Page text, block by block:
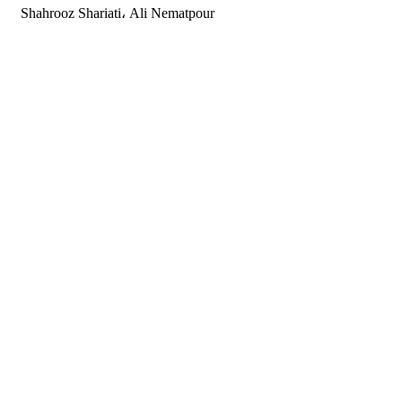
Shahrooz Shariati، Ali Nematpour